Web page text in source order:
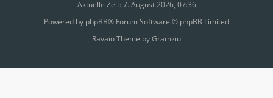
Aktuelle Zeit: 7. August 2026, 07:36
Powered by phpBB® Forum Software © phpBB Limited
Ravaio Theme byGramziu